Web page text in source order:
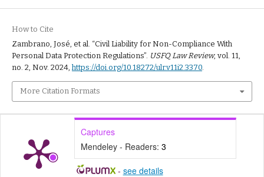
How to Cite
Zambrano, José, et al. “Civil Liability for Non-Compliance With
Personal Data Protection Regulations”. USFQ Law Review, vol. 11,
no. 2, Nov. 2024,https://doi.org/10.18272/ulr.v11i2.3370.
More Citation Formats
Captures
Mendeley - Readers: 3
- see details